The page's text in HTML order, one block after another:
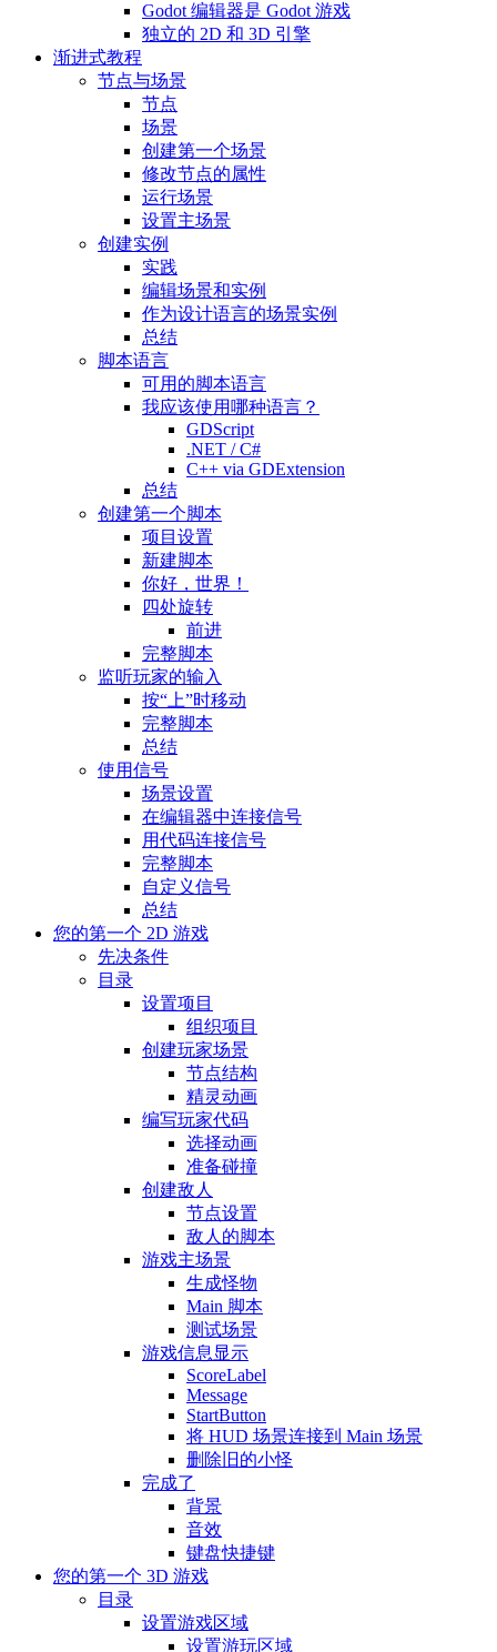
Godot 编辑器是 Godot 游戏
独立的 2D 和 3D 引擎
渐进式教程
节点与场景
节点
场景
创建第一个场景
修改节点的属性
运行场景
设置主场景
创建实例
实践
编辑场景和实例
作为设计语言的场景实例
总结
脚本语言
可用的脚本语言
我应该使用哪种语言？
GDScript
.NET / C#
C++ via GDExtension
总结
创建第一个脚本
项目设置
新建脚本
你好，世界！
四处旋转
前进
完整脚本
监听玩家的输入
按“上”时移动
完整脚本
总结
使用信号
场景设置
在编辑器中连接信号
用代码连接信号
完整脚本
自定义信号
总结
您的第一个 2D 游戏
先决条件
目录
设置项目
组织项目
创建玩家场景
节点结构
精灵动画
编写玩家代码
选择动画
准备碰撞
创建敌人
节点设置
敌人的脚本
游戏主场景
生成怪物
Main 脚本
测试场景
游戏信息显示
ScoreLabel
Message
StartButton
将 HUD 场景连接到 Main 场景
删除旧的小怪
完成了
背景
音效
键盘快捷键
您的第一个 3D 游戏
目录
设置游戏区域
设置游玩区域